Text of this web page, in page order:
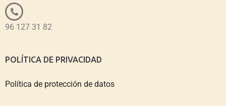
96 127 31 82
POLÍTICA DE PRIVACIDAD
Política de protección de datos